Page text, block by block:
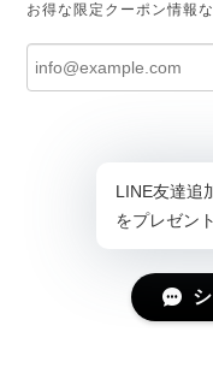
お得な限定クーポン情報